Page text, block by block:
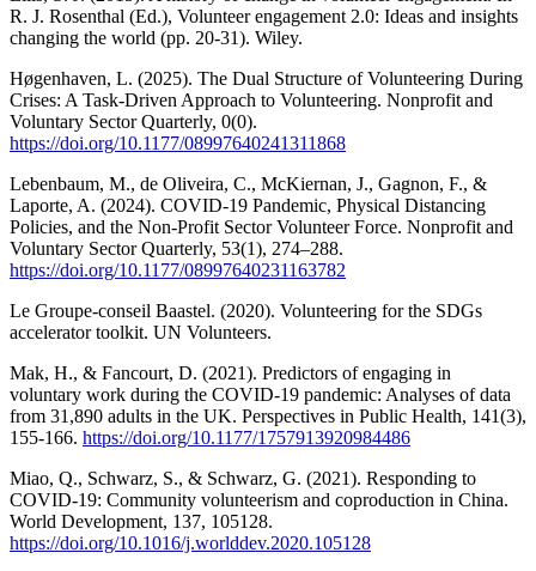
R. J. Rosenthal (Ed.), Volunteer engagement 2.0: Ideas and insights
changing the world (pp. 20-31). Wiley.
Høgenhaven, L. (2025). The Dual Structure of Volunteering During
Crises: A Task-Driven Approach to Volunteering. Nonprofit and
Voluntary Sector Quarterly, 0(0).
https://doi.org/10.1177/08997640241311868
Lebenbaum, M., de Oliveira, C., McKiernan, J., Gagnon, F., &
Laporte, A. (2024). COVID-19 Pandemic, Physical Distancing
Policies, and the Non-Profit Sector Volunteer Force. Nonprofit and
Voluntary Sector Quarterly, 53(1), 274–288.
https://doi.org/10.1177/08997640231163782
Le Groupe-conseil Baastel. (2020). Volunteering for the SDGs
accelerator toolkit. UN Volunteers.
Mak, H., & Fancourt, D. (2021). Predictors of engaging in
voluntary work during the COVID-19 pandemic: Analyses of data
from 31,890 adults in the UK. Perspectives in Public Health, 141(3),
155-166. https://doi.org/10.1177/1757913920984486
Miao, Q., Schwarz, S., & Schwarz, G. (2021). Responding to
COVID-19: Community volunteerism and coproduction in China.
World Development, 137, 105128.
https://doi.org/10.1016/j.worlddev.2020.105128